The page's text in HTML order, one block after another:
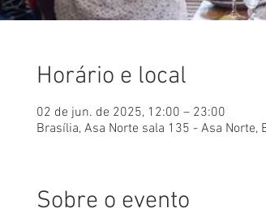
Horário e local
02 de jun. de 2025, 12:00 – 23:00
Brasília, Asa Norte sala 135 - Asa
Sobre o evento